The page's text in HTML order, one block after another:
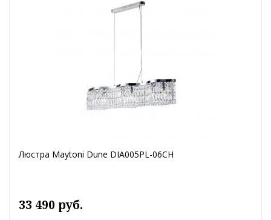
Люстра Maytoni Dune DIA005PL-06CH
33 490 руб.